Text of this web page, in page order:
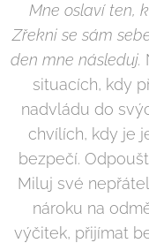
Mne oslaví ten,
Zřekni se sám
den mne následuj.
situacích, kdy
nadvládu do
chvílích, kdy je
bezpečí.
Miluj své
nároku na
výčitek, přijímat